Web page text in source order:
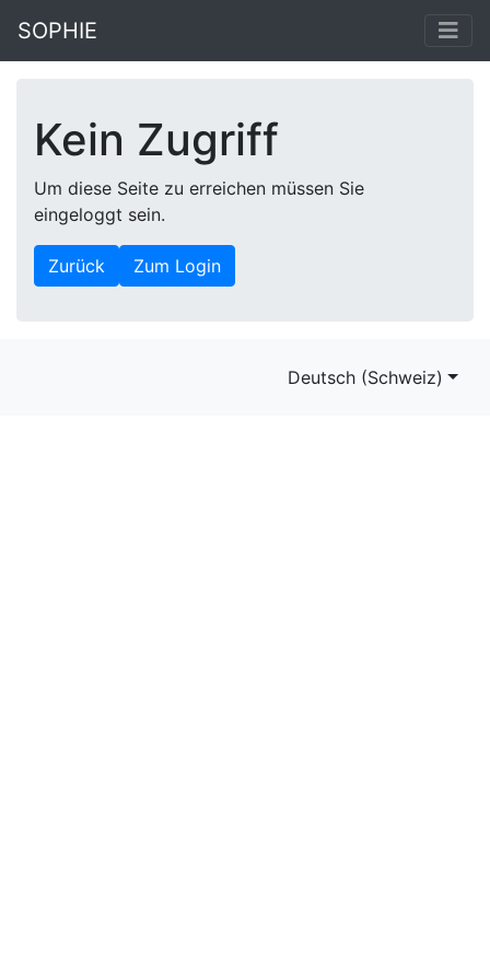
SOPHIE
Kein Zugriff
Um diese Seite zu erreichen müssen Sie
eingeloggt sein.
Zurück Zum Login
Deutsch (Schweiz)